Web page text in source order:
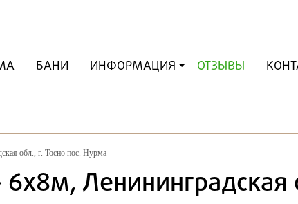
БАНИ ИНФОРМАЦИЯ ОТЗЫВЫ
обл., г. Тосно пос. Нурма
Ленининградская